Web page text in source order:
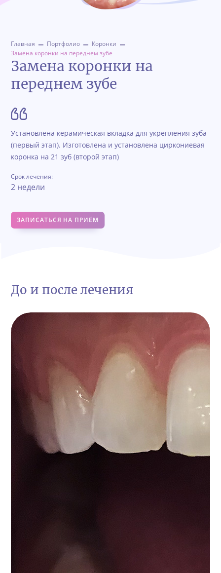
Главная Портфолио
Коронки
Замена коронки на переднем зубе
Замена коронки на
переднем зубе
Установлена керамическая вкладка для укрепления зуба
(первый этап). Изготовлена и установлена циркониевая
коронка на 21 зуб (второй этап)
Срок лечения:
2 недели
ЗАПИСАТЬСЯ НА ПРИЁМ
До и после лечения